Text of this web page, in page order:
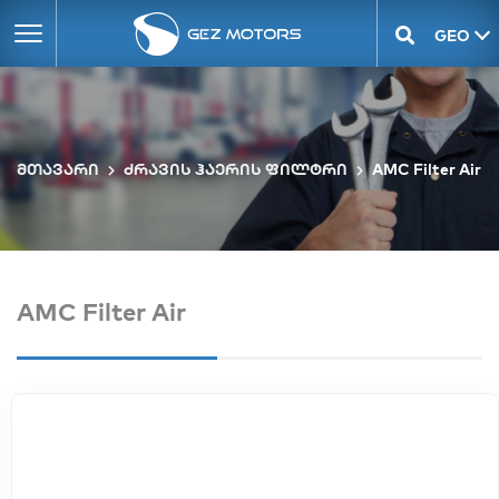
GEO
ENG
მთავარი ძრავის ჰაერის ფილტრი AMC Filter Air
AMC Filter Air